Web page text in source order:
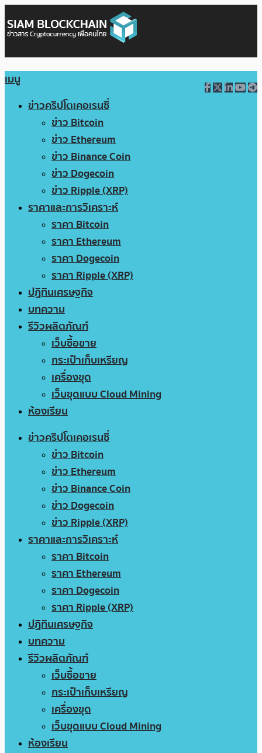
เมนู
ข่าวคริปโตเคอเรนซี่
ข่าว Bitcoin
ข่าว Ethereum
ข่าว Binance Coin
ข่าว Dogecoin
ข่าว Ripple (XRP)
ราคาและการวิเคราะห์
ราคา Bitcoin
ราคา Ethereum
ราคา Dogecoin
ราคา Ripple (XRP)
ปฏิทินเศรษฐกิจ
บทความ
รีวิวผลิตภัณฑ์
เว็บซื้อขาย
กระเป๋าเก็บเหรียญ
เครื่องขุด
เว็บขุดแบบ Cloud Mining
ห้องเรียน
ข่าวคริปโตเคอเรนซี่
ข่าว Bitcoin
ข่าว Ethereum
ข่าว Binance Coin
ข่าว Dogecoin
ข่าว Ripple (XRP)
ราคาและการวิเคราะห์
ราคา Bitcoin
ราคา Ethereum
ราคา Dogecoin
ราคา Ripple (XRP)
ปฏิทินเศรษฐกิจ
บทความ
รีวิวผลิตภัณฑ์
เว็บซื้อขาย
กระเป๋าเก็บเหรียญ
เครื่องขุด
เว็บขุดแบบ Cloud Mining
ห้องเรียน